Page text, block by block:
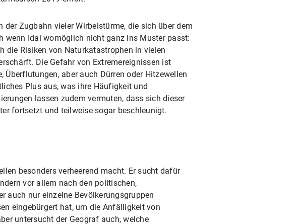
Zugbahn vieler Wirbelstürme, die sich über dem
wenn Idai womöglich nicht ganz ins Muster passt:
die Risiken von Naturkatastrophen in vielen
Die Gefahr von Extremereignissen ist
Überflutungen, aber auch Dürren oder Hitzewellen
Plus aus, was ihre Häufigkeit und
lassen zudem vermuten, dass sich dieser
fortsetzt und teilweise sogar beschleunigt.
besonders verheerend macht. Er sucht dafür
vor allem nach den politischen,
auch nur einzelne Bevölkerungsgruppen
eingebürgert hat, um die Anfälligkeit von
untersucht der Geograf auch, welche